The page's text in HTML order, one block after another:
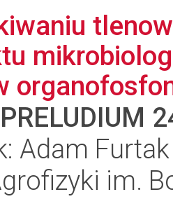
PRELUDIUM
Adam Furtak
im.